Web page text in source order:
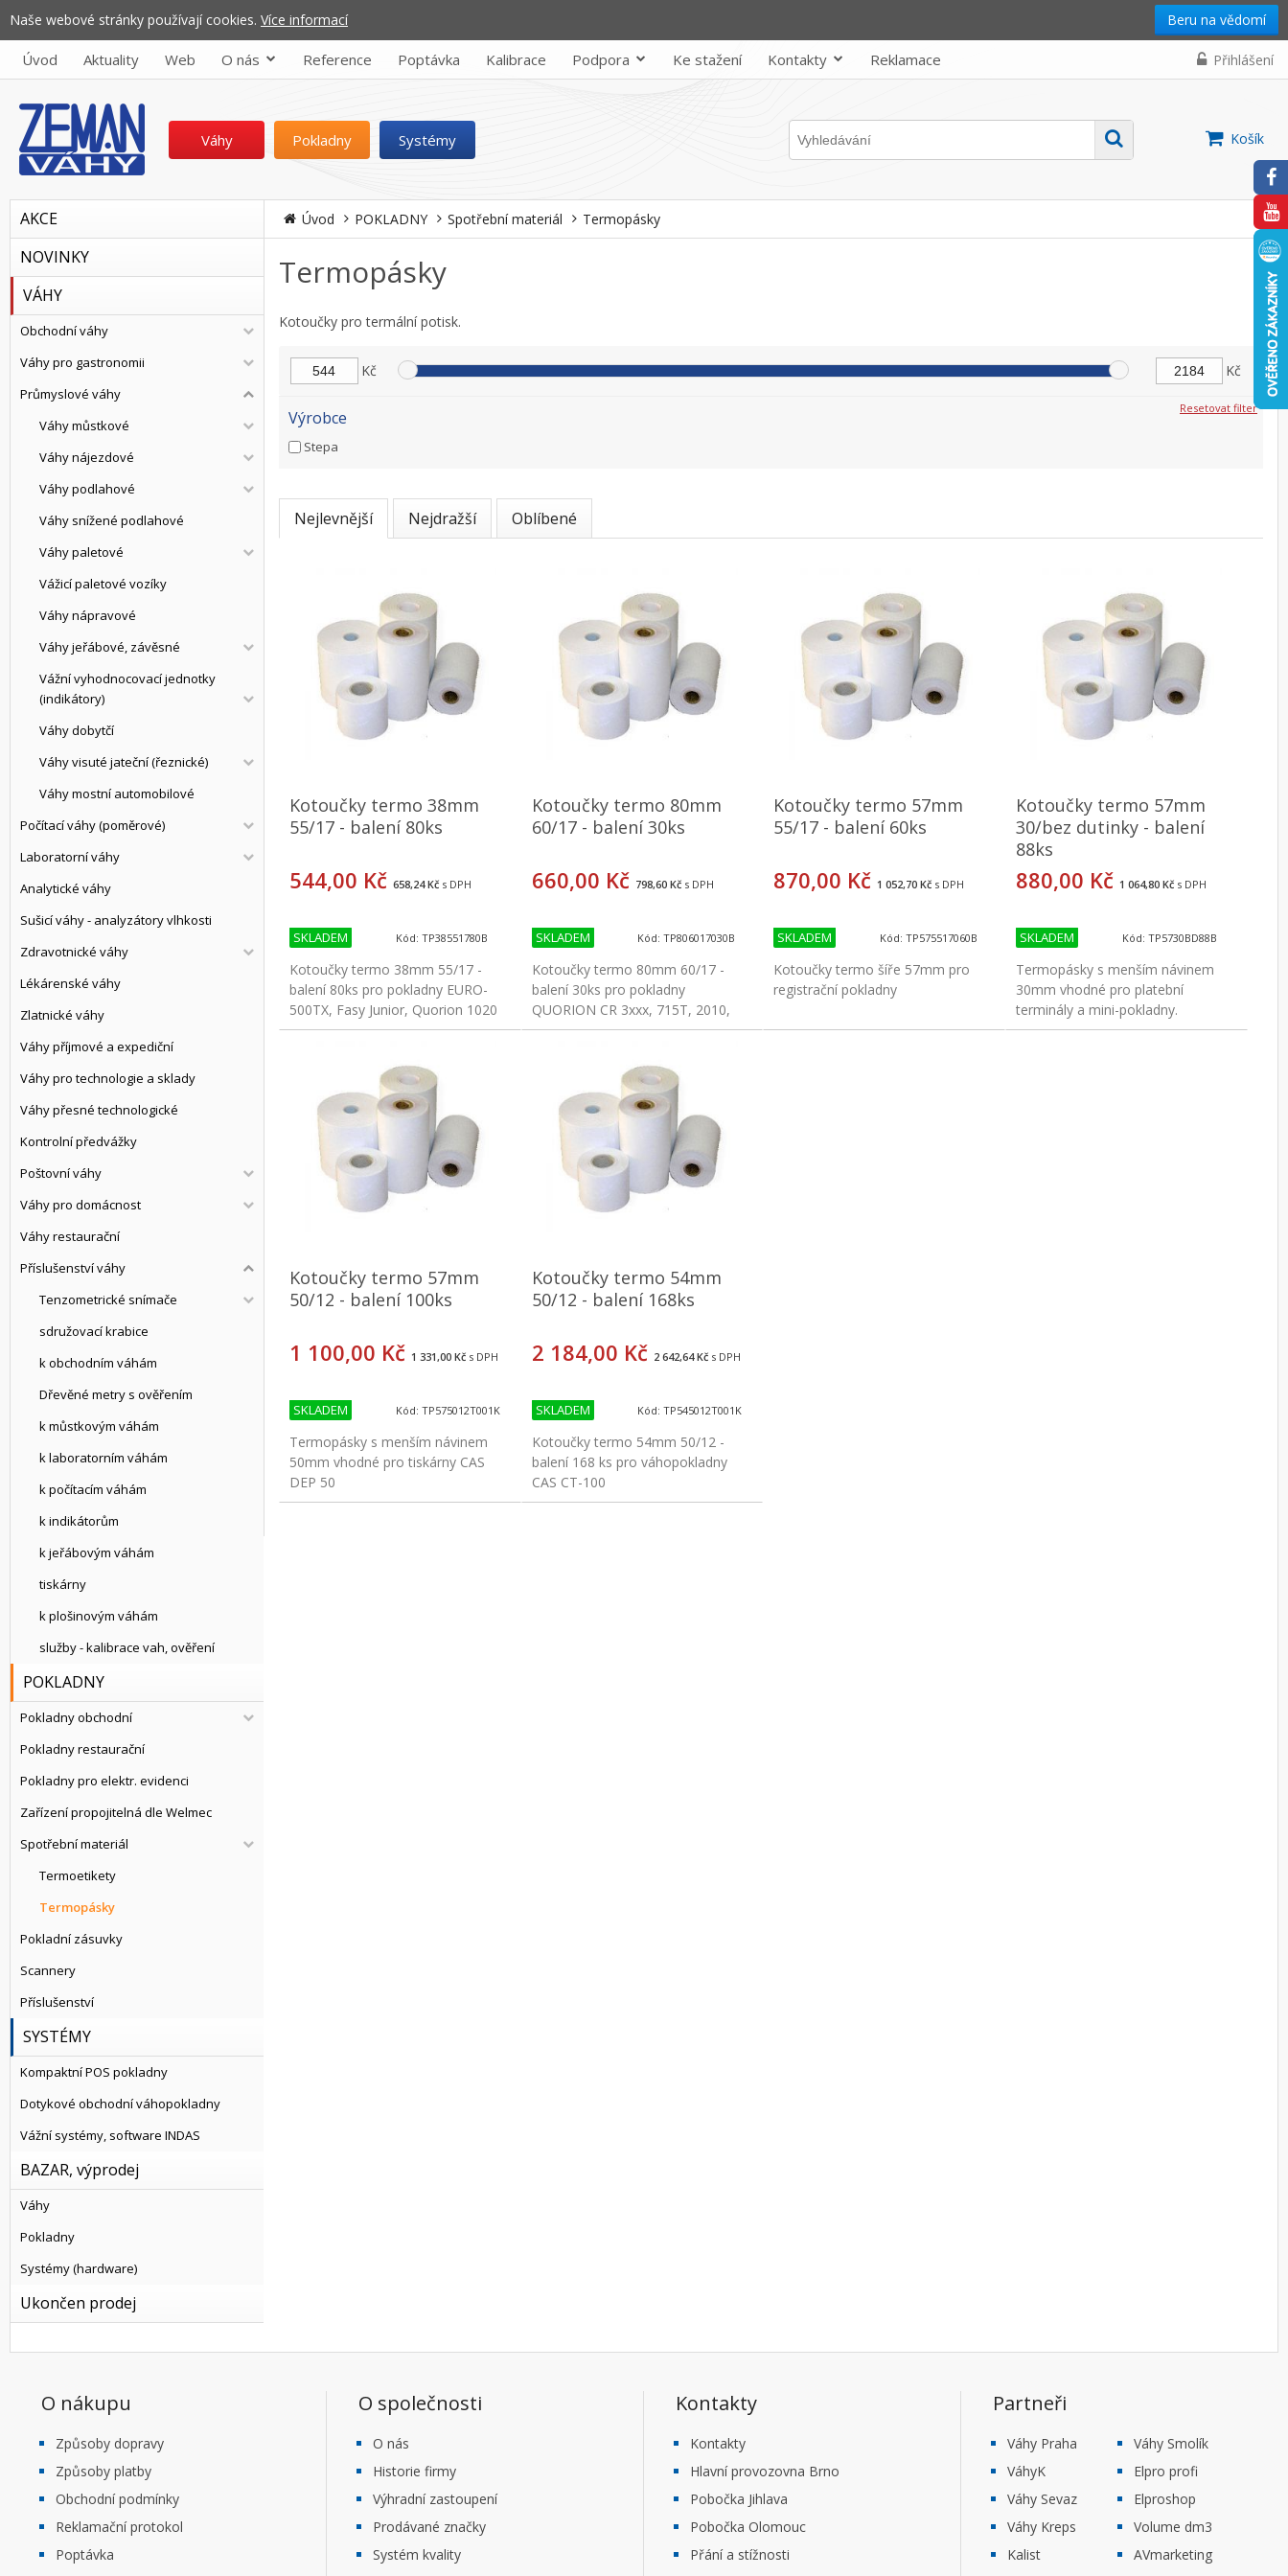
Naše webové stránky používají cookies. Více informací Beru na vědomí
Úvod Aktuality Web O nás Reference Poptávka Kalibrace Podpora Ke stažení Kontakty Reklamace
Váhy Pokladny Systémy Košík
Přihlášení
AKCE
NOVINKY
VÁHY
Obchodní váhy
Váhy pro gastronomii
Průmyslové váhy
Váhy můstkové
Váhy nájezdové
Váhy podlahové
Váhy snížené podlahové
Váhy paletové
Vážicí paletové vozíky
Váhy nápravové
Váhy jeřábové, závěsné
Vážní vyhodnocovací jednotky
(indikátory)
Váhy dobytčí
Váhy visuté jateční (řeznické)
Váhy mostní automobilové
Počítací váhy (poměrové)
Laboratorní váhy
Analytické váhy
Sušicí váhy - analyzátory vlhkosti
Zdravotnické váhy
Lékárenské váhy
Zlatnické váhy
Váhy příjmové a expediční
Váhy pro technologie a sklady
Váhy přesné technologické
Kontrolní předvážky
Poštovní váhy
Váhy pro domácnost
Váhy restaurační
Příslušenství váhy
Tenzometrické snímače
sdružovací krabice
k obchodním váhám
Dřevěné metry s ověřením
k můstkovým váhám
k laboratorním váhám
k počítacím váhám
k indikátorům
k jeřábovým váhám
tiskárny
k plošinovým váhám
služby - kalibrace vah, ověření
POKLADNY
Pokladny obchodní
Pokladny restaurační
Pokladny pro elektr. evidenci
Zařízení propojitelná dle Welmec
Spotřební materiál
Termoetikety
Termopásky
Pokladní zásuvky
Scannery
Příslušenství
SYSTÉMY
Kompaktní POS pokladny
Dotykové obchodní váhopokladny
Vážní systémy, software INDAS
BAZAR, výprodej
Váhy
Pokladny
Systémy (hardware)
Ukončen prodej
Úvod POKLADNY Spotřební materiál Termopásky
Termopásky
Kotoučky pro termální potisk.
Kč Kč
Resetovat filter
Výrobce
Stepa
Nejlevnější Nejdražší Oblíbené
Kotoučky termo 38mm
55/17 - balení 80ks
544,00 Kč658,24 Kč s DPH
SKLADEM Kód: TP38551780B
Koupit
Kotoučky termo 38mm 55/17 -
balení 80ks pro pokladny EURO-
500TX, Fasy Junior, Quorion 1020
Kotoučky termo 80mm
60/17 - balení 30ks
660,00 Kč 798,60 Kčs DPH
SKLADEM Kód: TP806017030B
Koupit
Kotoučky termo 80mm 60/17 -
balení 30ks pro pokladny
QUORION CR 3xxx, 715T, 2010,
2510, SERD ECR-396F ,650F,
STAR TSP-653, WN TH210, LZ
PRP-080FM
Kotoučky termo 57mm
55/17 - balení 60ks
870,00 Kč 1 052,70 Kč s DPH
SKLADEM Kód: TP575517060B
Kotoučky termo šíře 57mm pro
registrační pokladny
Kotoučky termo 57mm
30/bez dutinky - balení
88ks
880,00 Kč 1 064,80 Kč s DPH
SKLADEM Kód: TP5730BD88B
Termopásky s menším návinem
30mm vhodné pro platební
terminály a mini-pokladny.
Kotoučky termo 57mm
50/12 - balení 100ks
1 100,00 Kč 1 331,00 Kč s DPH
SKLADEM Kód: TP575012T001K
Termopásky s menším návinem
50mm vhodné pro tiskárny CAS
DEP 50
Kotoučky termo 54mm
50/12 - balení 168ks
2 184,00 Kč 2 642,64 Kčs DPH
SKLADEM Kód: TP545012T001K
Kotoučky termo 54mm 50/12 -
balení 168 ks pro váhopokladny
CAS CT-100
O nákupu
Způsoby dopravy
Způsoby platby
Obchodní podmínky
Reklamační protokol
Poptávka
O společnosti
O nás
Historie firmy
Výhradní zastoupení
Prodávané značky
Systém kvality
Kontakty
Kontakty
Hlavní provozovna Brno
Pobočka Jihlava
Pobočka Olomouc
Přání a stížnosti
Partneři
Váhy Praha
VáhyK
Váhy Sevaz
Váhy Kreps
Kalist
Váhy Smolík
Elpro profi
Elproshop
Volume dm3
AVmarketing